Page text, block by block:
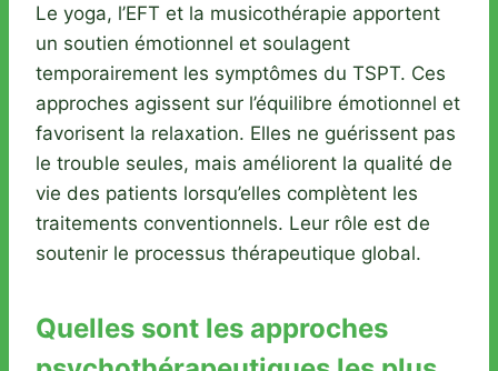
Le yoga, l’EFT et la musicothérapie apportent
un soutien émotionnel et soulagent
temporairement les symptômes du TSPT. Ces
approches agissent sur l’équilibre émotionnel et
favorisent la relaxation. Elles ne guérissent pas
le trouble seules, mais améliorent la qualité de
vie des patients lorsqu’elles complètent les
traitements conventionnels. Leur rôle est de
soutenir le processus thérapeutique global.
Quelles sont les approches